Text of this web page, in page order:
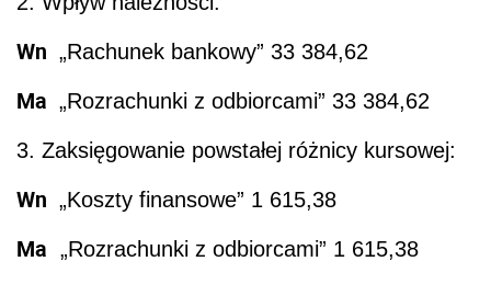
Wn „Rachunek bankowy” 33 384,62
Ma „Rozrachunki z odbiorcami” 33 384,62
3. Zaksięgowanie powstałej różnicy kursowej:
Wn „Koszty finansowe” 1 615,38
Ma „Rozrachunki z odbiorcami” 1 615,38